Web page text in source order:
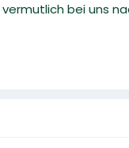
bei uns